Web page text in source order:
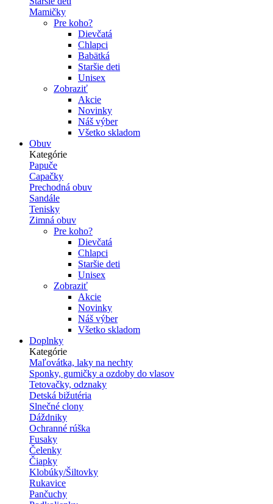
Mamičky
Pre koho?
Dievčatá
Chlapci
Babätká
Staršie deti
Unisex
Zobraziť
Akcie
Novinky
Náš výber
Všetko skladom
Obuv
Kategórie
Papuče
Capačky
Prechodná obuv
Sandále
Tenisky
Zimná obuv
Pre koho?
Dievčatá
Chlapci
Staršie deti
Unisex
Zobraziť
Akcie
Novinky
Náš výber
Všetko skladom
Doplnky
Kategórie
Maľovátka, laky na nechty
Sponky, gumičky a ozdoby do vlasov
Tetovačky, odznaky
Detská bižutéria
Slnečné clony
Dáždniky
Ochranné rúška
Fusaky
Čelenky
Čiapky
Klobúky/Šiltovky
Rukavice
Pančuchy